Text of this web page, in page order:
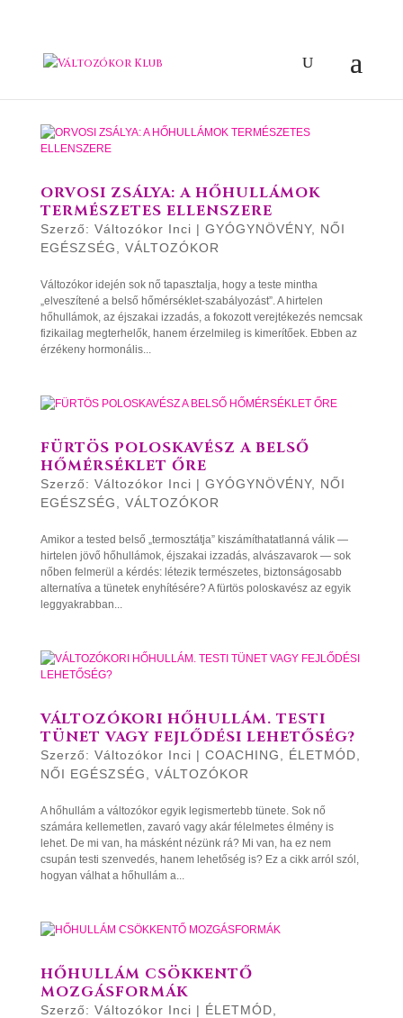
ORVOSI ZSÁLYA: A HŐHULLÁMOK
TERMÉSZETES ELLENSZERE
Szerző: Változókor Inci | GYÓGYNÖVÉNY, NŐI
EGÉSZSÉG
VÁLTOZÓKOR
Változókor idején sok nő tapasztalja, hogy a teste mintha
„elveszítené a belső hőmérséklet-szabályozást”. A hirtelen
hőhullámok, az éjszakai izzadás, a fokozott verejtékezés nemcsak
fizikailag megterhelők, hanem érzelmileg is kimerítőek. Ebben az
érzékeny hormonális...
FÜRTÖS POLOSKAVÉSZ A BELSŐ
HŐMÉRSÉKLET ŐRE
Szerző: Változókor Inci | GYÓGYNÖVÉNY, NŐI
EGÉSZSÉG
VÁLTOZÓKOR
Amikor a tested belső „termosztátja” kiszámíthatatlanná válik —
hirtelen jövő hőhullámok, éjszakai izzadás, alvászavarok — sok
nőben felmerül a kérdés: létezik természetes, biztonságosabb
alternatíva a tünetek enyhítésére? A fürtös poloskavész az egyik
leggyakrabban...
VÁLTOZÓKORI HŐHULLÁM. TESTI
TÜNET VAGY FEJLŐDÉSI LEHETŐSÉG?
Szerző: Változókor Inci | COACHING ÉLETMÓD
NŐI EGÉSZSÉG
VÁLTOZÓKOR
A hőhullám a változókor egyik legismertebb tünete. Sok nő
számára kellemetlen, zavaró vagy akár félelmetes élmény is
lehet. De mi van, ha másként nézünk rá? Mi van, ha ez nem
csupán testi szenvedés, hanem lehetőség is? Ez a cikk arról szól,
hogyan válhat a hőhullám a...
HŐHULLÁM CSÖKKENTŐ
MOZGÁSFORMÁK
Szerző: Változókor Inci | ÉLETMÓD